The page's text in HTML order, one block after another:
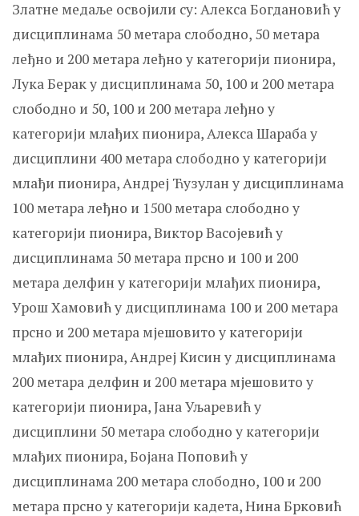
Златне медаље освојили су: Алекса Богдановић у
дисциплинама 50 метара слободно, 50 метара
леђно и 200 метара леђно у категорији пионира,
Лука Берак у дисциплинама 50, 100 и 200 метара
слободно и 50, 100 и 200 метара леђно у
категорији млађих пионира, Алекса Шараба у
дисциплини 400 метара слободно у категорији
млађи пионира, Андреј Ћузулан у дисциплинама
100 метара леђно и 1500 метара слободно у
категорији пионира, Виктор Васојевић у
дисциплинама 50 метара прсно и 100 и 200
метара делфин у категорији млађих пионира,
Урош Хамовић у дисциплинама 100 и 200 метара
прсно и 200 метара мјешовито у категорији
млађих пионира, Андреј Кисин у дисциплинама
200 метара делфин и 200 метара мјешовито у
категорији пионира, Јана Уљаревић у
дисциплини 50 метара слободно у категорији
млађих пионира, Бојана Поповић у
дисциплинама 200 метара слободно, 100 и 200
метара прсно у категорији кадета, Нина Брковић